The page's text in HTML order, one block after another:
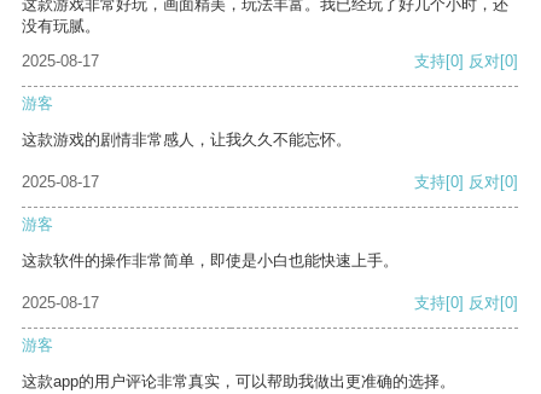
这款游戏非常好玩，画面精美，玩法丰富。我已经玩了好几个小时，还
没有玩腻。
2025-08-17
支持[0] 反对[0]
游客
这款游戏的剧情非常感人，让我久久不能忘怀。
2025-08-17 支持[0] 反对[0]
游客
这款软件的操作非常简单，即使是小白也能快速上手。
2025-08-17 支持[0] 反对[0]
游客
这款app的用户评论非常真实，可以帮助我做出更准确的选择。